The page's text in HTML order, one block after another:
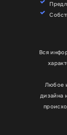
Вся
Любое
дизайна